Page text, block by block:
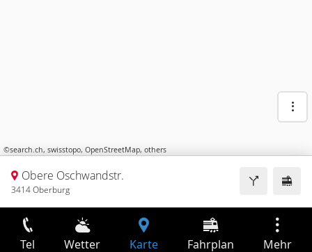
©search.ch, swisstopo, OpenStreetMap, others
Obere Oschwandstr.
3414 Oberburg
Tel Wetter Karte Fahrplan Mehr